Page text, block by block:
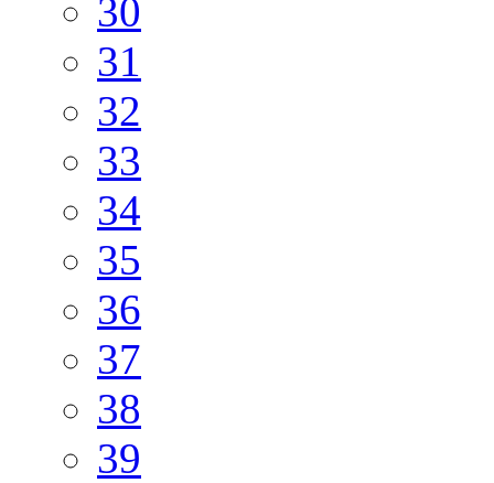
30
31
32
33
34
35
36
37
38
39